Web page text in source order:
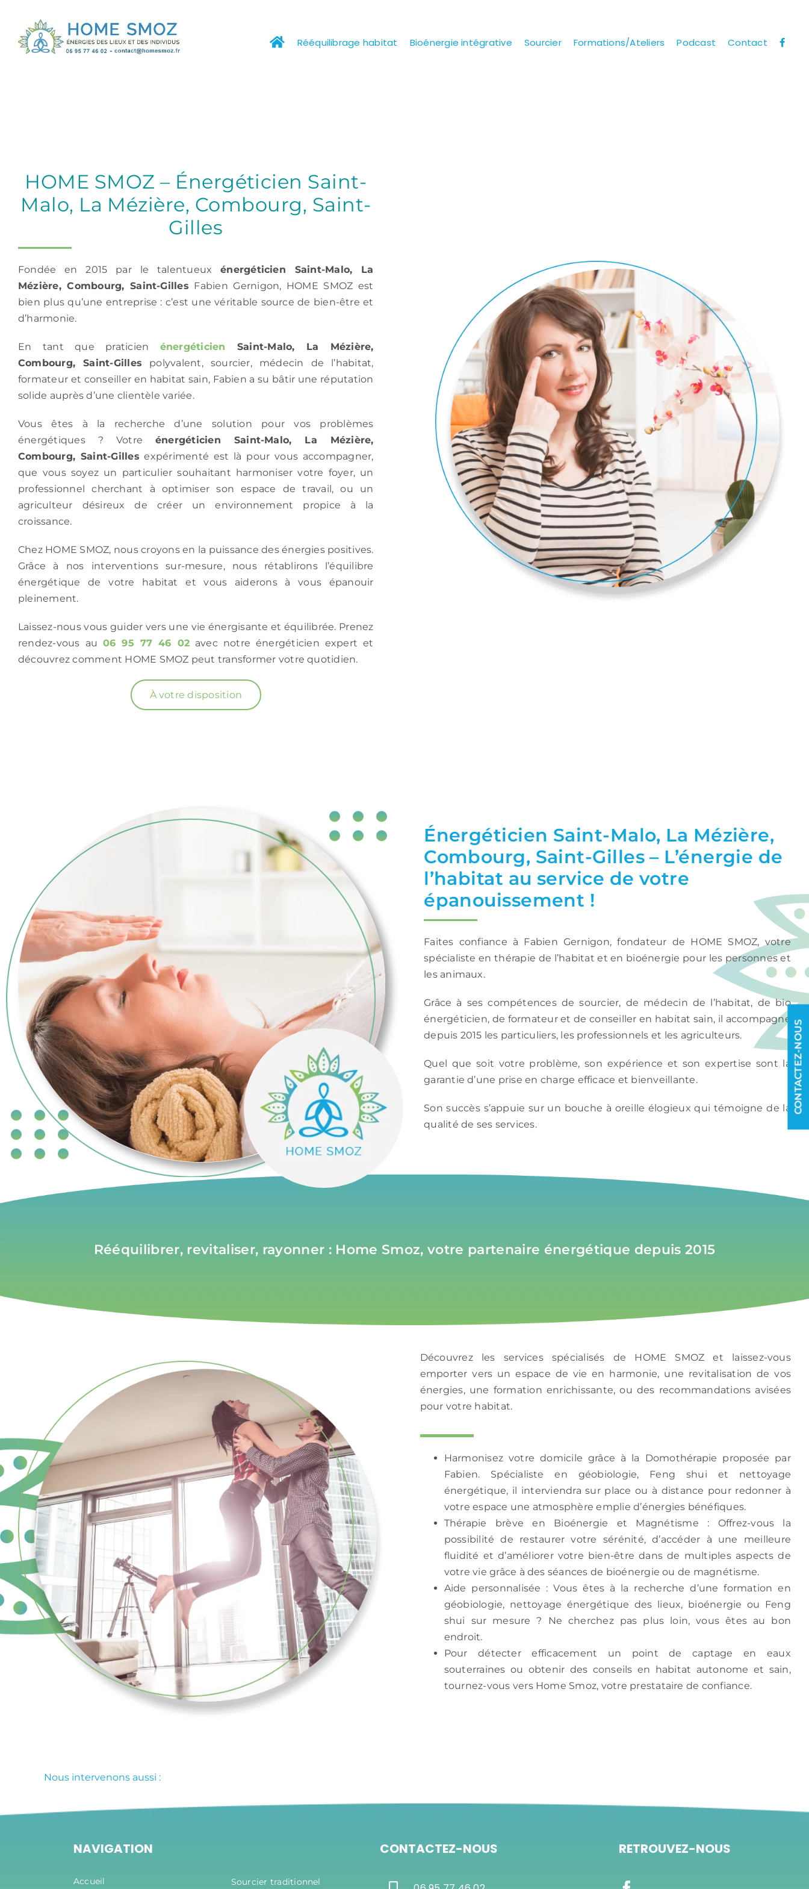
contenu
Rééquilibrage habitat Bioénergie intégrative Sourcier Formations/Ateliers Podcast Contact
HOME SMOZ – Énergéticien Saint-
Malo, La Mézière, Combourg, Saint-
Gilles
Fondée en 2015 par le talentueuxénergéticien Saint-Malo, La
Mézière, Combourg, Saint-Gilles Fabien Gernigon, HOME SMOZ est
bien plus qu’une entreprise : c’est une véritable source de bien-être et
d’harmonie.
En tant que praticien énergéticien Saint-Malo, La Mézière,
Combourg, Saint-Gilles polyvalent, sourcier, médecin de l’habitat,
formateur et conseiller en habitat sain, Fabien a su bâtir une réputation
solide auprès d’une clientèle variée.
Vous êtes à la recherche d’une solution pour vos problèmes
énergétiques ? Votreénergéticien Saint-Malo, La Mézière,
Combourg, Saint-Gilles expérimenté est là pour vous accompagner,
que vous soyez un particulier souhaitant harmoniser votre foyer, un
professionnel cherchant à optimiser son espace de travail, ou un
agriculteur désireux de créer un environnement propice à la
croissance.
Chez HOME SMOZ, nous croyons en la puissance des énergies positives.
Grâce à nos interventions sur-mesure, nous rétablirons l’équilibre
énergétique de votre habitat et vous aiderons à vous épanouir
pleinement.
Laissez-nous vous guider vers une vie énergisante et équilibrée. Prenez
rendez-vous au 06 95 77 46 02 avec notre énergéticien expert et
découvrez comment HOME SMOZ peut transformer votre quotidien.
À votre disposition
Énergéticien Saint-Malo, La Mézière,
Combourg, Saint-Gilles – L’énergie de
l’habitat au service de votre
épanouissement !
Faites confiance à Fabien Gernigon, fondateur de HOME SMOZ, votre
spécialiste en thérapie de l’habitat et en bioénergie pour les personnes et
les animaux.
Grâce à ses compétences de sourcier, de médecin de l’habitat, de bio
énergéticien, de formateur et de conseiller en habitat sain, il accompagne
depuis 2015 les particuliers, les professionnels et les agriculteurs.
Quel que soit votre problème, son expérience et son expertise sont la
garantie d’une prise en charge efficace et bienveillante.
Son succès s’appuie sur un bouche à oreille élogieux qui témoigne de la
qualité de ses services.
Rééquilibrer, revitaliser, rayonner : Home Smoz, votre partenaire énergétique depuis 2015
Découvrez les services spécialisés de HOME SMOZ et laissez-vous
emporter vers un espace de vie en harmonie, une revitalisation de vos
énergies, une formation enrichissante, ou des recommandations avisées
pour votre habitat.
Harmonisez votre domicile grâce à la Domothérapie proposée par
Fabien. Spécialiste en géobiologie, Feng shui et nettoyage
énergétique, il interviendra sur place ou à distance pour redonner à
votre espace une atmosphère emplie d’énergies bénéfiques.
Thérapie brève en Bioénergie et Magnétisme : Offrez-vous la
possibilité de restaurer votre sérénité, d’accéder à une meilleure
fluidité et d’améliorer votre bien-être dans de multiples aspects de
votre vie grâce à des séances de bioénergie ou de magnétisme.
Aide personnalisée : Vous êtes à la recherche d’une formation en
géobiologie, nettoyage énergétique des lieux, bioénergie ou Feng
shui sur mesure ? Ne cherchez pas plus loin, vous êtes au bon
endroit.
Pour détecter efficacement un point de captage en eaux
souterraines ou obtenir des conseils en habitat autonome et sain,
tournez-vous vers Home Smoz, votre prestataire de confiance.
Nous intervenons aussi :
NAVIGATION
Accueil Sourcier traditionnel
CONTACTEZ-NOUS RETROUVEZ-NOUS
CONTACTEZ-NOUS